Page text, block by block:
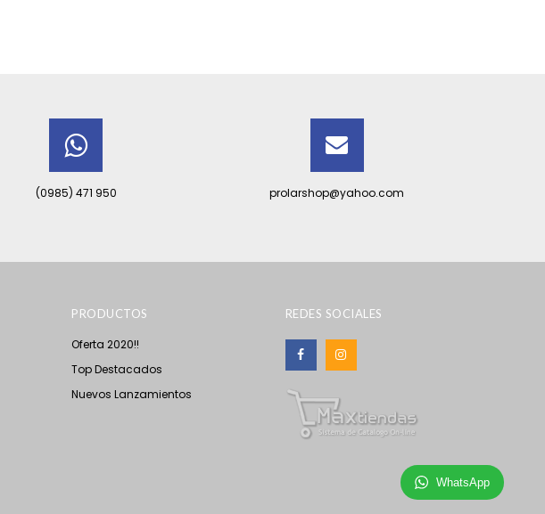
(0985) 471 950 prolarshop@yahoo.com
PRODUCTOS
Oferta 2020!!
Top Destacados
Nuevos Lanzamientos
REDES SOCIALES
WhatsApp